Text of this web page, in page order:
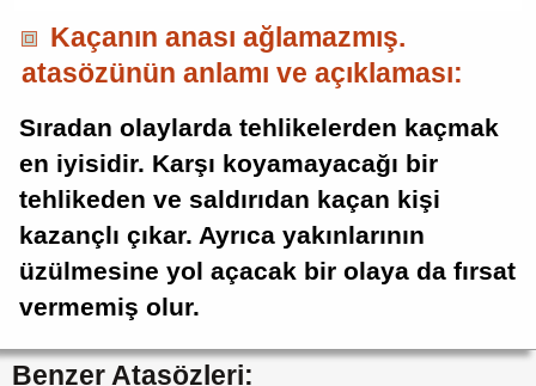
Kaçanın anası ağlamazmış.
atasözünün anlamı ve açıklaması:
Sıradan olaylarda tehlikelerden kaçmak
en iyisidir. Karşı koyamayacağı bir
tehlikeden ve saldırıdan kaçan kişi
kazançlı çıkar. Ayrıca yakınlarının
üzülmesine yol açacak bir olaya da fırsat
vermemiş olur.
Benzer Atasözleri: